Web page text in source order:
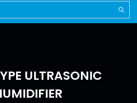
ULTRASONIC